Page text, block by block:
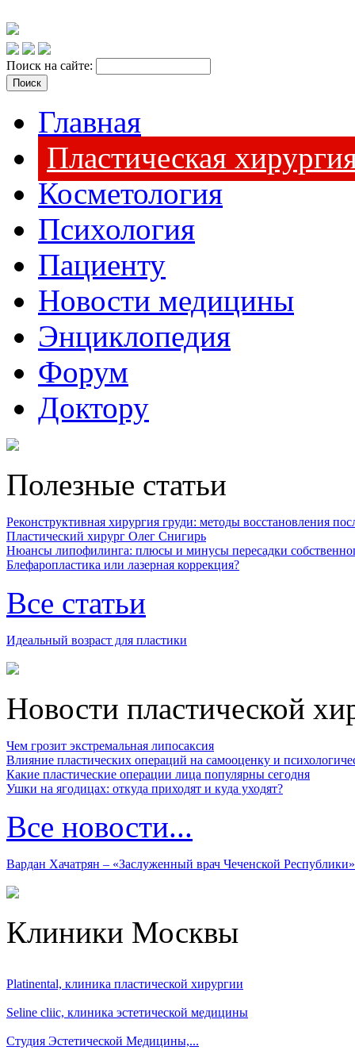
Поиск на сайте:
Главная
Пластическая
Косметология
Психология
Пациенту
Новости медицины
Энциклопедия
Форум
Доктору
Полезные статьи
Реконструктивная хирургия груди: методы восстановления
Пластический хирург Олег Снигирь
Нюансы липофилинга: плюсы и минусы пересадки
Блефаропластика или лазерная коррекция?
Все статьи
Идеальный возраст для пластики
Новости пластической
Чем грозит экстремальная липосаксия
Влияние пластических операций на самооценку и
Какие пластические операции лица популярны сегодня
Ушки на ягодицах: откуда приходят и куда уходят?
Все новости...
Вардан Хачатрян – «Заслуженный врач Чеченской Республики»
Клиники Москвы
Platinental, клиника пластической хирургии
Seline cliic, клиника эстетической медицины
Студия Эстетической Медицины,...